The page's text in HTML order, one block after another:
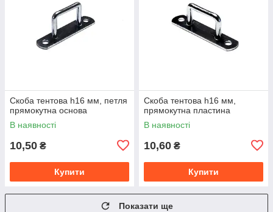
Скоба тентова h16 мм, петля
прямокутна основа
В наявності
10,50 ₴
Купити
Скоба тентова h16 мм,
прямокутна пластина
В наявності
10,60 ₴
Купити
Показати ще